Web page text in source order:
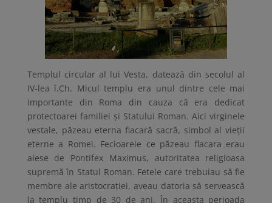
Templul circular al lui Vesta, datează din secolul al
IV-lea î.Ch. Micul templu era unul dintre cele mai
importante din Roma din cauza că era dedicat
protectoarei familiei și Statului Roman. Aici virginele
vestale, păzeau eterna flacară sacră, simbol al vieții
eterne a Romei. Fecioarele ce păzeau flacara erau
alese de Pontifex Maximus, autoritatea religioasa
supremă în Statul Roman. Fetele care trebuiau să fie
membre ale aristocrației, aveau datoria să servească
la templu timp de 30 de ani. În aceasta perioada